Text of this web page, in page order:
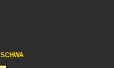
SCHWA